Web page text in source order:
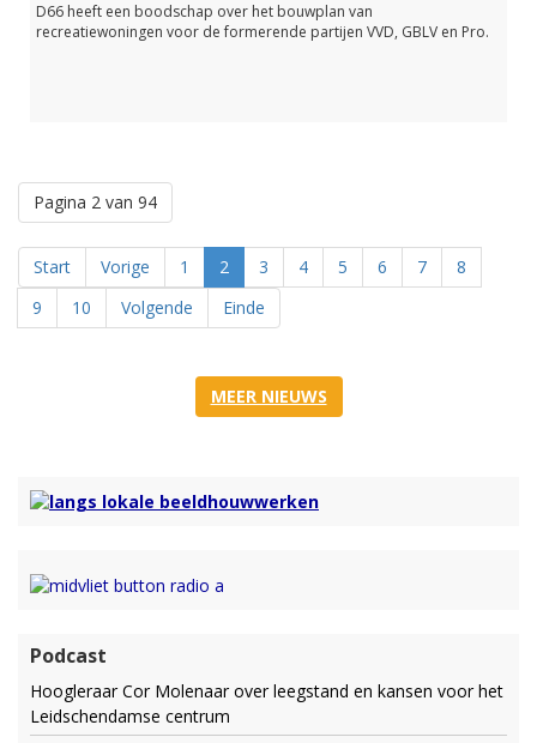
D66 heeft een boodschap over het bouwplan van
recreatiewoningen voor de formerende partijen VVD, GBLV en Pro.
Pagina 2 van 94
Start Vorige 1 2 3 4 5 6 7
8
9
10 Volgende Einde
MEER NIEUWS
Podcast
Hoogleraar Cor Molenaar over leegstand en kansen voor het
Leidschendamse centrum